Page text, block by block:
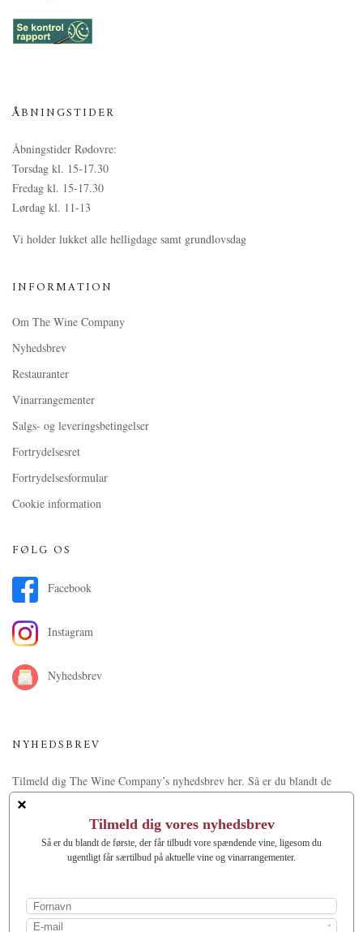
ÅBNINGSTIDER
Åbningstider Rødovre:
Torsdag kl. 15-17.30
Fredag kl. 15-17.30
Lørdag kl. 11-13
Vi holder lukket alle helligdage samt grundlovsdag
INFORMATION
Om The Wine Company
Nyhedsbrev
Restauranter
Vinarrangementer
Salgs- og leveringsbetingelser
Fortrydelsesret
Fortrydelsesformular
Cookie information
FØLG OS
Facebook
Instagram
Nyhedsbrev
NYHEDSBREV
Tilmeld dig The Wine Company’s nyhedsbrev her. Så er du blandt de
første der får tilbudt vore sjældne vine, ligesom du ugentligt får særtilbud
på aktuelle vine og vingaver.
Tilmeld nyhedsbrev
THE WINE COMPANY ApS Islevdalvej 200 2610 Rødovre